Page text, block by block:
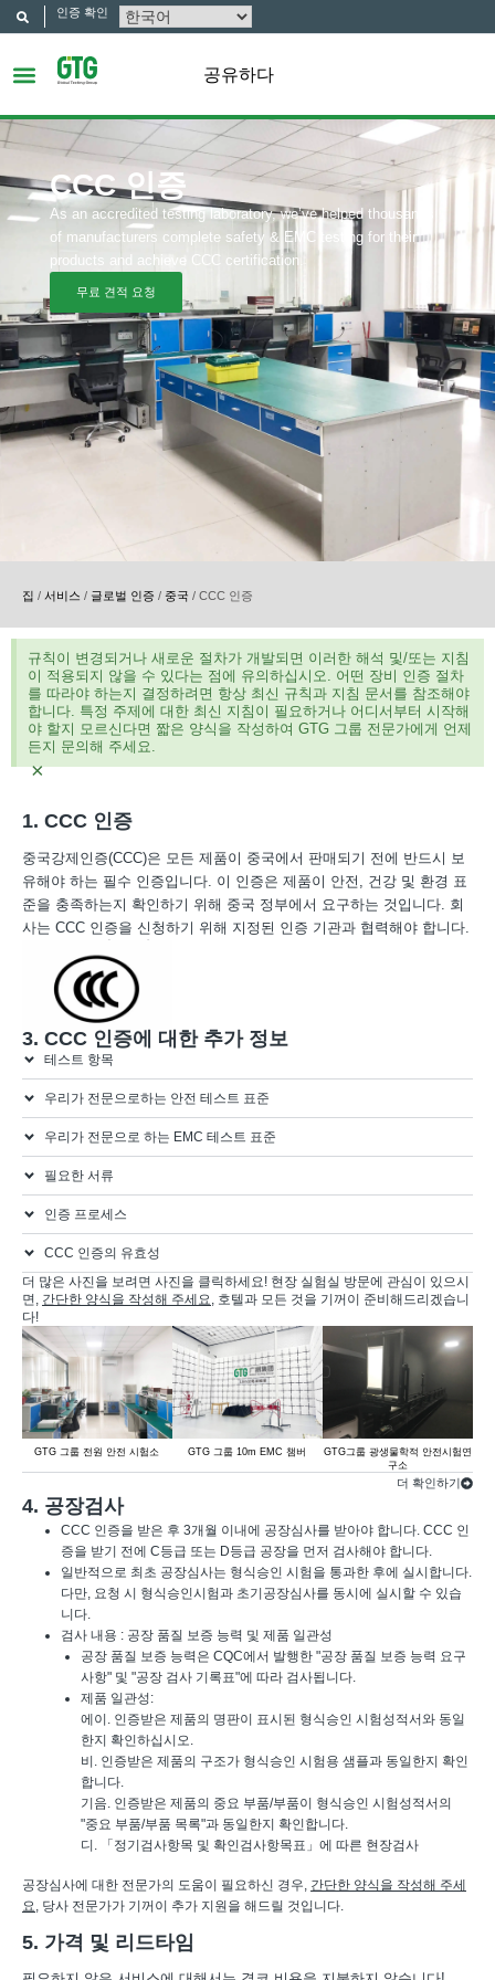
인증 확인
공유하다
CCC 인증
As an accredited testing laboratory, we’ve helped thousands
of manufacturers complete safety & EMC testing for their
products and achieve CCC certification.
무료 견적 요청
집 / 서비스 / 글로벌 인증 / 중국 / CCC 인증
규칙이 변경되거나 새로운 절차가 개발되면 이러한 해석 및/또는 지침
이 적용되지 않을 수 있다는 점에 유의하십시오. 어떤 장비 인증 절차
를 따라야 하는지 결정하려면 항상 최신 규칙과 지침 문서를 참조해야
합니다. 특정 주제에 대한 최신 지침이 필요하거나 어디서부터 시작해
야 할지 모르신다면 짧은 양식을 작성하여 GTG 그룹 전문가에게 언제
든지 문의해 주세요.
×
1. CCC 인증
중국강제인증(CCC)은 모든 제품이 중국에서 판매되기 전에 반드시 보
유해야 하는 필수 인증입니다. 이 인증은 제품이 안전, 건강 및 환경 표
준을 충족하는지 확인하기 위해 중국 정부에서 요구하는 것입니다. 회
사는 CCC 인증을 신청하기 위해 지정된 인증 기관과 협력해야 합니다.
3. CCC 인증에 대한 추가 정보
테스트 항목
우리가 전문으로하는 안전 테스트 표준
우리가 전문으로 하는 EMC 테스트 표준
필요한 서류
인증 프로세스
CCC 인증의 유효성
더 많은 사진을 보려면 사진을 클릭하세요! 현장 실험실 방문에 관심이 있으시
면, 간단한 양식을 작성해 주세요, 호텔과 모든 것을 기꺼이 준비해드리겠습니
다!
GTG 그룹 전원 안전 시험소 GTG 그룹 10m EMC 챔버
GTG그룹 광생물학적 안전시험연
구소
더 확인하기
4. 공장검사
CCC 인증을 받은 후 3개월 이내에 공장심사를 받아야 합니다. CCC 인
증을 받기 전에 C등급 또는 D등급 공장을 먼저 검사해야 합니다.
일반적으로 최초 공장심사는 형식승인 시험을 통과한 후에 실시합니다.
다만, 요청 시 형식승인시험과 초기공장심사를 동시에 실시할 수 있습
니다.
검사 내용 : 공장 품질 보증 능력 및 제품 일관성
공장 품질 보증 능력은 CQC에서 발행한 "공장 품질 보증 능력 요구
사항" 및 "공장 검사 기록표"에 따라 검사됩니다.
제품 일관성:
에이. 인증받은 제품의 명판이 표시된 형식승인 시험성적서와 동일
한지 확인하십시오.
비. 인증받은 제품의 구조가 형식승인 시험용 샘플과 동일한지 확인
합니다.
기음. 인증받은 제품의 중요 부품/부품이 형식승인 시험성적서의
"중요 부품/부품 목록"과 동일한지 확인합니다.
디. 「정기검사항목 및 확인검사항목표」에 따른 현장검사
공장심사에 대한 전문가의 도움이 필요하신 경우, 간단한 양식을 작성해 주세
요, 당사 전문가가 기꺼이 추가 지원을 해드릴 것입니다.
5. 가격 및 리드타임